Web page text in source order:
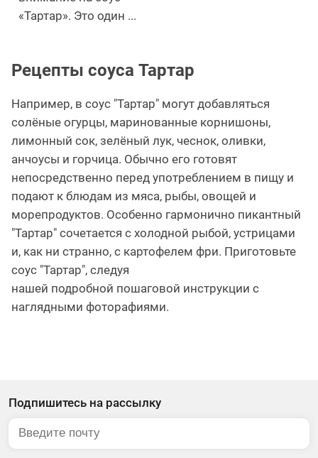
«Тартар». Это один ...
Рецепты соуса Тартар
Например, в соус "Тартар" могут добавляться
солёные огурцы, маринованные корнишоны,
лимонный сок, зелёный лук, чеснок, оливки,
анчоусы и горчица. Обычно его готовят
непосредственно перед употреблением в пищу и
подают к блюдам из мяса, рыбы, овощей и
морепродуктов. Особенно гармонично пикантный
"Тартар" сочетается с холодной рыбой, устрицами
и, как ни странно, с картофелем фри. Приготовьте
соус "Тартар", следуя
нашей подробной пошаговой инструкции с
наглядными фоторафиями.
Подпишитесь на рассылку